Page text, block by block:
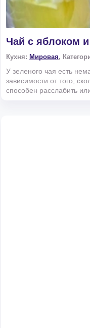
Чай с яблоком
Кухня: Мировая,
У зеленого чая есть
зависимости от того,
способен расслабить